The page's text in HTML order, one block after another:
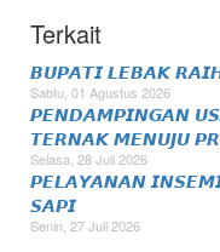
Terkait
𝘽𝙐𝙋𝘼𝙏𝙄 𝙇𝙀𝘽𝘼𝙆
Sabtu, 01 Agustus 2026
𝙋𝙀𝙉𝘿𝘼𝙈𝙋𝙄𝙉𝙂𝘼𝙉
𝙏𝙀𝙍𝙉𝘼𝙆 𝙈𝙀𝙉𝙐𝙅𝙐
Selasa, 28 Juli 2026
𝙋𝙀𝙇𝘼𝙔𝘼𝙉𝘼𝙉
𝙎𝘼𝙋𝙄
Senin, 27 Juli 2026